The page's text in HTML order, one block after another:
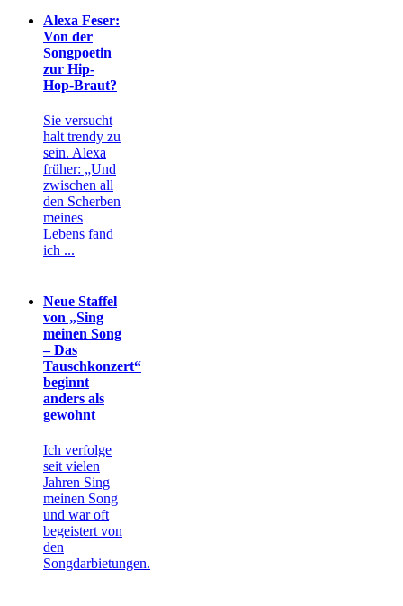
Alexa Feser:
Von der
Songpoetin
zur Hip-
Hop-Braut?
Sie versucht
halt trendy zu
sein. Alexa
früher: „Und
zwischen all
den Scherben
meines
Lebens fand
ich ...
Neue Staffel
von „Sing
meinen Song
– Das
Tauschkonzert“
beginnt
anders als
gewohnt
Ich verfolge
seit vielen
Jahren Sing
meinen Song
und war oft
begeistert von
den
Songdarbietungen.